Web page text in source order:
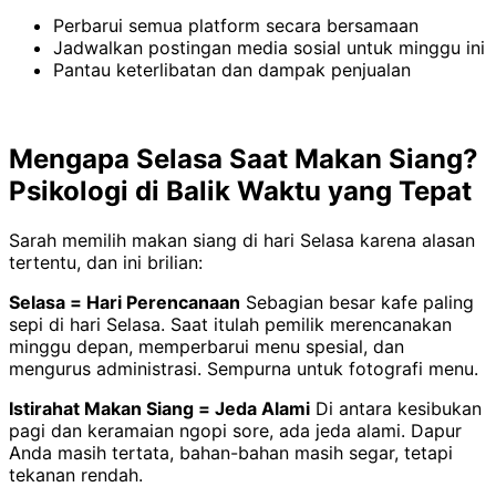
Perbarui semua platform secara bersamaan
Jadwalkan postingan media sosial untuk minggu ini
Pantau keterlibatan dan dampak penjualan
Mengapa Selasa Saat Makan Siang?
Psikologi di Balik Waktu yang Tepat
Sarah memilih makan siang di hari Selasa karena alasan
tertentu, dan ini brilian:
Selasa = Hari Perencanaan Sebagian besar kafe paling
sepi di hari Selasa. Saat itulah pemilik merencanakan
minggu depan, memperbarui menu spesial, dan
mengurus administrasi. Sempurna untuk fotografi menu.
Istirahat Makan Siang = Jeda Alami Di antara kesibukan
pagi dan keramaian ngopi sore, ada jeda alami. Dapur
Anda masih tertata, bahan-bahan masih segar, tetapi
tekanan rendah.